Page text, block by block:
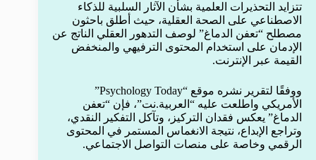
تتزايد التحذيرات العلمية بشأن الآثار السلبية للذكاء
الاصطناعي على الصحة العقلية، حيث أطلق باحثون
مصطلح “تعفن الدماغ” لوصف التدهور العقلي الناتج عن
الإدمان على استخدام المحتوى الترفيهي والمنخفض
القيمة عبر الإنترنت.
ووفقًا لتقرير نشره موقع “Psychology Today”
الأمريكي واطلعت عليه “العربية.نت”، فإن “تعفن
الدماغ” يعكس فقدان التركيز، وتآكل التفكير النقدي،
وتراجع الإبداع، نتيجة الانغماس المستمر في المحتوى
الرقمي وخاصة على منصات التواصل الاجتماعي.